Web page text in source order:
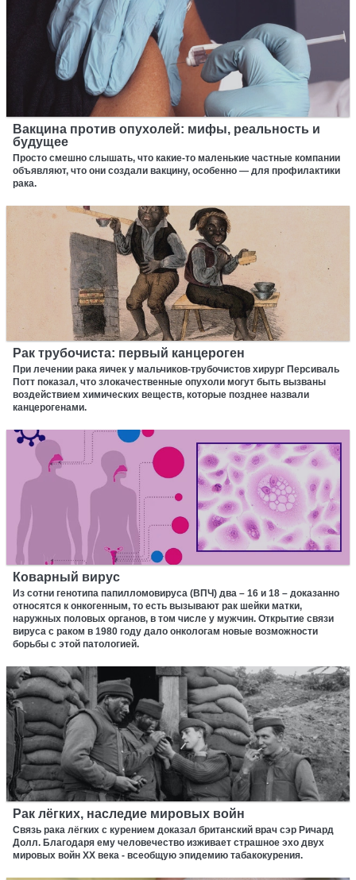
Вакцина против опухолей: мифы, реальность и
будущее
Просто смешно слышать, что какие-то маленькие частные компании
объявляют, что они создали вакцину, особенно — для профилактики
рака.
Рак трубочиста: первый канцероген
При лечении рака яичек у мальчиков-трубочистов хирург Персиваль
Потт показал, что злокачественные опухоли могут быть вызваны
воздействием химических веществ, которые позднее назвали
канцерогенами.
Коварный вирус
Из сотни генотипа папилломовируса (ВПЧ) два – 16 и 18 – доказанно
относятся к онкогенным, то есть вызывают рак шейки матки,
наружных половых органов, в том числе у мужчин. Открытие связи
вируса с раком в 1980 году дало онкологам новые возможности
борьбы с этой патологией.
Рак лёгких, наследие мировых войн
Связь рака лёгких с курением доказал британский врач сэр Ричард
Долл. Благодаря ему человечество изживает страшное эхо двух
мировых войн XX века - всеобщую эпидемию табакокурения.